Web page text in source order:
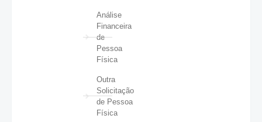
Análise
Financeira
de
Pessoa
Física
Outra
Solicitação
de Pessoa
Física